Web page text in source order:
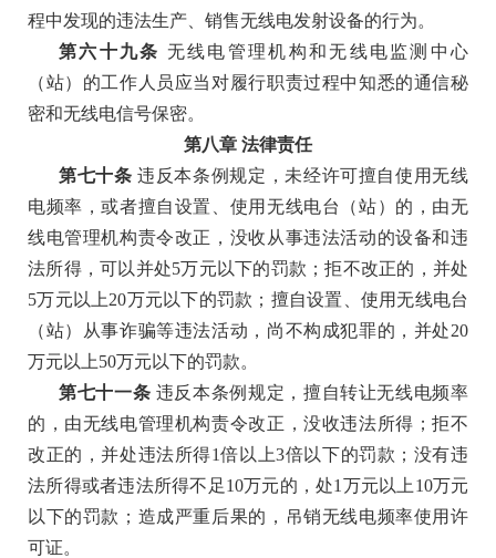
程中发现的违法生产、销售无线电发射设备的行为。
第六十九条 无线电管理机构和无线电监测中心
（站）的工作人员应当对履行职责过程中知悉的通信秘
密和无线电信号保密。
第八章 法律责任
第七十条违反本条例规定，未经许可擅自使用无线
电频率，或者擅自设置、使用无线电台（站）的，由无
线电管理机构责令改正，没收从事违法活动的设备和违
法所得，可以并处5万元以下的罚款；拒不改正的，并处
5万元以上20万元以下的罚款；擅自设置、使用无线电台
（站）从事诈骗等违法活动，尚不构成犯罪的，并处20
万元以上50万元以下的罚款。
第七十一条 违反本条例规定，擅自转让无线电频率
的，由无线电管理机构责令改正，没收违法所得；拒不
改正的，并处违法所得1倍以上3倍以下的罚款；没有违
法所得或者违法所得不足10万元的，处1万元以上10万元
以下的罚款；造成严重后果的，吊销无线电频率使用许
可证。